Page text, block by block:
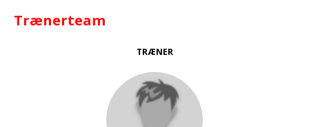
Trænerteam
TRÆNER